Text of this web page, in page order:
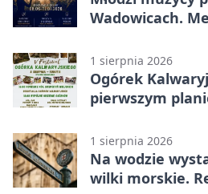
Wadowicach.
1 sierpnia 2026
Ogórek
pierwszym
1 sierpnia 2026
Na wodzie
wilki morskie.